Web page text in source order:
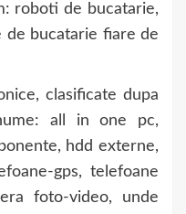
roboti de bucatarie,
de bucatarie fiare de
clasificate dupa
all in one pc,
hdd externe,
gps, telefoane
foto-video, unde